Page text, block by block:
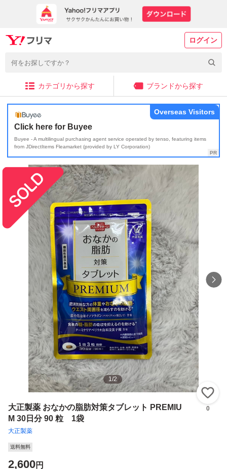
ログイン
カテゴリから探す ブランドから探す
Click here for Buyee
Buyee - A multilingual purchasing agent service operated by tenso, featuring items
from JDirectItems Fleamarket (provided by LY Corporation)
Overseas Visitors
1/2
大正製薬 おなかの脂肪対策タブレット PREMIU
M 30日分 90 粒 1袋
大正製薬
0
送料無料
2,600円